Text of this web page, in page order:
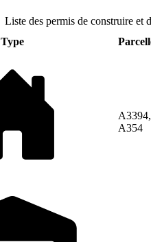
Liste des permis de construire et
Type
A3394,
A354